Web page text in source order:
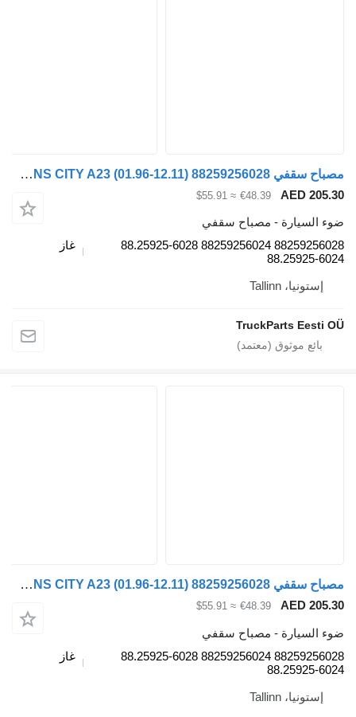
مصباح سقفي MAN LIONS CITY A23 (01.96-12.11) 88259256028 لـ الباصات MAN Lion's bus (1991-)
€48.39
≈ $55.91
- مصباح سقفي
88259256028 88259256024 88.25925-6028
غاز
مصباح سقفي MAN LIONS CITY A23 (01.96-12.11) 88259256028 لـ الباصات MAN Lion's bus (1991-)
€48.39
≈ $55.91
- مصباح سقفي
88259256028 88259256024 88.25925-6028
غاز